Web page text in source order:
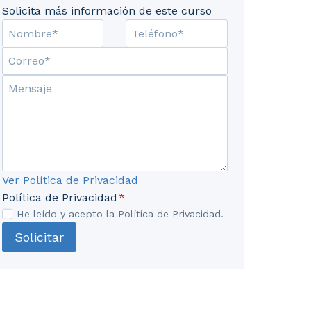
4. Reutilización de biosólidos. 5.
Solicita más información de este curso
Ver Política de Privacidad
Política de Privacidad *
He leído y acepto la Política de Privacidad.
Solicitar